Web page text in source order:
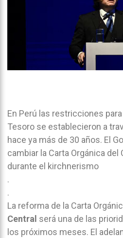
En Perú las restricciones
Tesoro se establecieron a
hace ya más de 30 años. El
cambiar la Carta Orgánica del
durante el kirchnerismo
.
.
La reforma de la Carta
Central será una de las
los próximos meses. El